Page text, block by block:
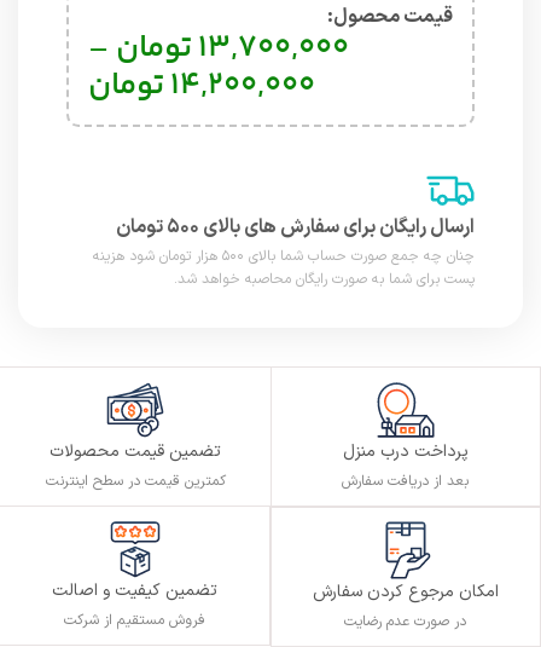
قیمت محصول:​
13,700,000تومان –
14,200,000تومان
ارسال رایگان برای سفارش های بالای ۵۰۰ تومان
چنان چه جمع صورت حساب شما بالای ۵۰۰ هزار تومان شود هزینه
پست برای شما به صورت رایگان محاصبه خواهد شد.
پرداخت درب منزل
بعد از دریافت سفارش
تضمین قیمت محصولات
کمترین قیمت در سطح اینترنت
امکان مرجوع کردن سفارش
در صورت عدم رضایت
تضمین کیفیت و اصالت
فروش مستقیم از شرکت